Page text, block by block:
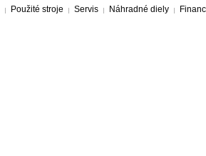
Použité stroje Servis Náhradné diely